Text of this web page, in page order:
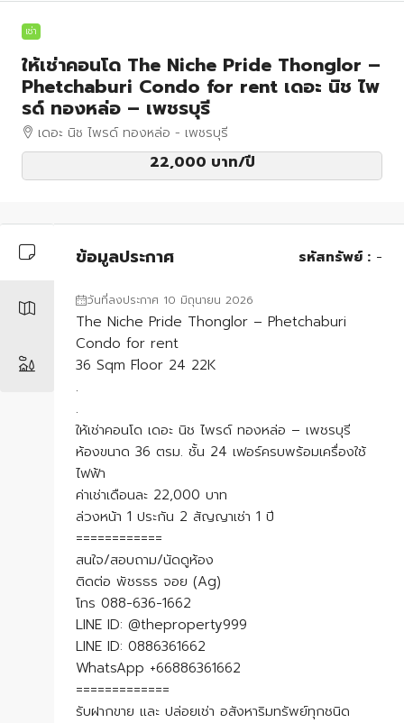
เช่า
ให้เช่าคอนโด The Niche Pride Thonglor –
Phetchaburi Condo for rent เดอะ นิช ไพ
รด์ ทองหล่อ – เพชรบุรี
เดอะ นิช ไพรด์ ทองหล่อ - เพชรบุรี
22,000 บาท/ปี
ข้อมูลประกาศ รหัสทรัพย์ : -
วันที่ลงประกาศ 10 มิถุนายน 2026
The Niche Pride Thonglor – Phetchaburi
Condo for rent
36 Sqm Floor 24 22K
.
.
ให้เช่าคอนโด เดอะ นิช ไพรด์ ทองหล่อ – เพชรบุรี
ห้องขนาด 36 ตรม. ชั้น 24 เฟอร์ครบพร้อมเครื่องใช้
ไฟฟ้า
ค่าเช่าเดือนละ 22,000 บาท
ล่วงหน้า 1 ประกัน 2 สัญญาเช่า 1 ปี
============
สนใจ/สอบถาม/นัดดูห้อง
ติดต่อ พัชรธร จอย (Ag)
โทร 088-636-1662
LINE ID: @theproperty999
LINE ID: 0886361662
WhatsApp +66886361662
=============
รับฝากขาย และ ปล่อยเช่า อสังหาริมทรัพย์ทุกชนิด